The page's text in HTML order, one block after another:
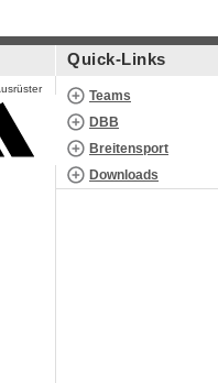
Quick-Links
Teams
DBB
Breitensport
Downloads